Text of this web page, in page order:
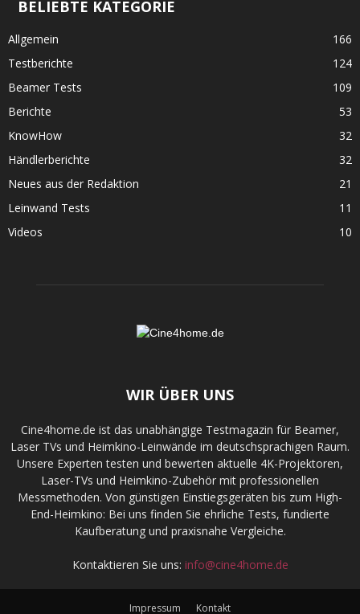
BELIEBTE KATEGORIE
Allgemein
166
Testberichte
124
Beamer Tests
109
Berichte
53
KnowHow
32
Händlerberichte
32
Neues aus der Redaktion
21
Leinwand Tests
11
Videos
10
WIR ÜBER UNS
Cine4home.de ist das unabhängige Testmagazin für Beamer,
Laser TVs und Heimkino-Leinwände im deutschsprachigen Raum.
Unsere Experten testen und bewerten aktuelle 4K-Projektoren,
Laser-TVs und Heimkino-Zubehör mit professionellen
Messmethoden. Von günstigen Einstiegsgeräten bis zum High-
End-Heimkino: Bei uns finden Sie ehrliche Tests, fundierte
Kaufberatung und praxisnahe Vergleiche.
Kontaktieren Sie uns: info@cine4home.de
Impressum Kontakt